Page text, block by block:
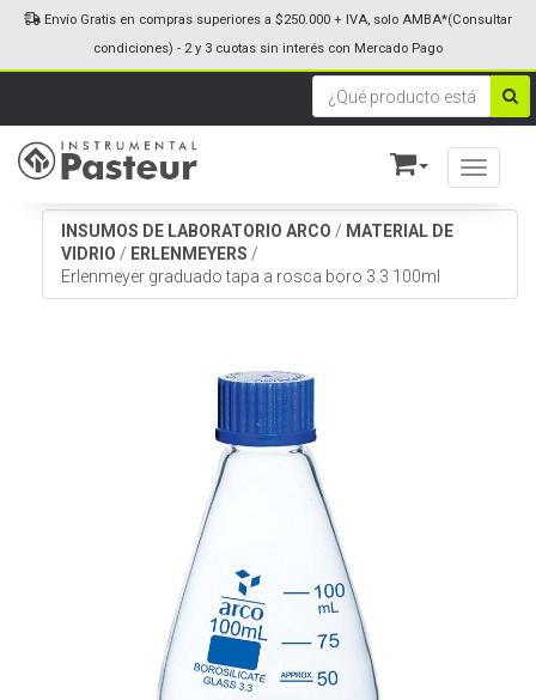
Toggle
Envío Gratis en compras superiores a $250.000 + IVA, solo AMBA*(Consultar
condiciones) - 2 y 3 cuotas sin interés con Mercado Pago
INSUMOS DE LABORATORIO ARCO / MATERIAL DE
VIDRIO / ERLENMEYERS /
Erlenmeyer graduado tapa a rosca boro 3.3 100ml